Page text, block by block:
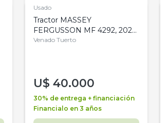
Usado
Tractor MASSEY
FERGUSSON MF 4292, 2020,
4WD, PATON
Venado Tuerto
U$ 40.000
30% de entrega + financiación
Financialo en 3 años